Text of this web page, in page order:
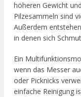
höheren Gewicht
Pilzesammeln sind
Außerdem
in denen sich
Ein
wenn das Messer
oder Picknicks
einfache Reinigung